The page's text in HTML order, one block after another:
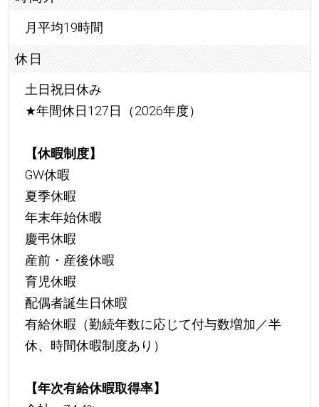
月平均19時間
休日
土日祝日休み
★年間休日127日（2026年度）
【休暇制度】
GW休暇
夏季休暇
年末年始休暇
慶弔休暇
産前・産後休暇
育児休暇
配偶者誕生日休暇
有給休暇（勤続年数に応じて付与数増加／半
休、時間休暇制度あり）
【年次有給休暇取得率】